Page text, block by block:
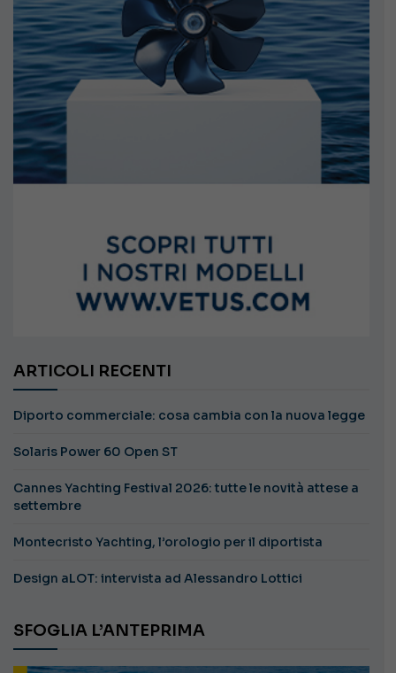
ARTICOLI RECENTI
Diporto commerciale: cosa cambia con la nuova legge
Solaris Power 60 Open ST
Cannes Yachting Festival 2026: tutte le novità attese a
settembre
Montecristo Yachting, l’orologio per il diportista
Design aLOT: intervista ad Alessandro Lottici
SFOGLIA L’ANTEPRIMA